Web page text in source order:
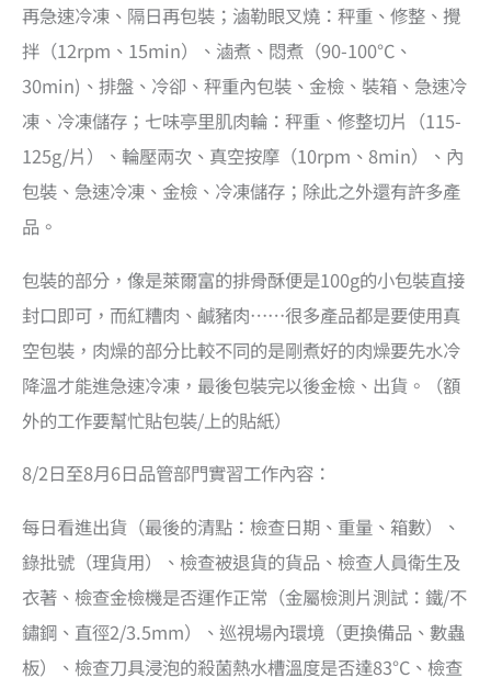
再急速冷凍、隔日再包裝；滷勒眼叉燒：秤重、修整、攪
拌（12rpm、15min）、滷煮、悶煮（90-100°C、
30min)、排盤、冷卻、秤重內包裝、金檢、裝箱、急速冷
凍、冷凍儲存；七味亭里肌肉輪：秤重、修整切片（115-
125g/片）、輪壓兩次、真空按摩（10rpm、8min）、內
包裝、急速冷凍、金檢、冷凍儲存；除此之外還有許多產
品。
包裝的部分，像是萊爾富的排骨酥便是100g的小包裝直接
封口即可，而紅糟肉、鹹豬肉……很多產品都是要使用真
空包裝，肉燥的部分比較不同的是剛煮好的肉燥要先水冷
降溫才能進急速冷凍，最後包裝完以後金檢、出貨。（額
外的工作要幫忙貼包裝/上的貼紙）
8/2日至8月6日品管部門實習工作內容：
每日看進出貨（最後的清點：檢查日期、重量、箱數）、
錄批號（理貨用）、檢查被退貨的貨品、檢查人員衛生及
衣著、檢查金檢機是否運作正常（金屬檢測片測試：鐵/不
鏽鋼、直徑2/3.5mm）、巡視場內環境（更換備品、數蟲
板）、檢查刀具浸泡的殺菌熱水槽溫度是否達83°C、檢查